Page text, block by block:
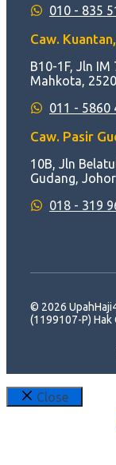
010 - 835
Caw.
B10-1F, Jln
Mahkota,
011 - 5860
Caw. Pasir
10B, Jln
Gudang,
018 - 319
© 2026
(1199107-P)
Close